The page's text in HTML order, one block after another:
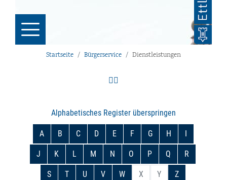
Startseite Bürgerservice Dienstleistungen
Alphabetisches Register überspringen
A B C D E F G H I
J K L M N O P Q R
S T U V W X Y Z